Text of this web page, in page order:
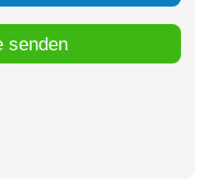
senden